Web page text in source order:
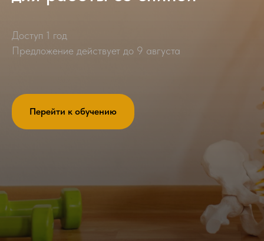
Доступ 1 год
Предложение действует до 9 августа
Перейти к обучению